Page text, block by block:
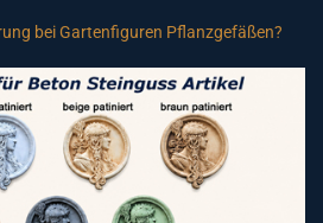
bei Gartenfiguren Pflanzgefäßen?